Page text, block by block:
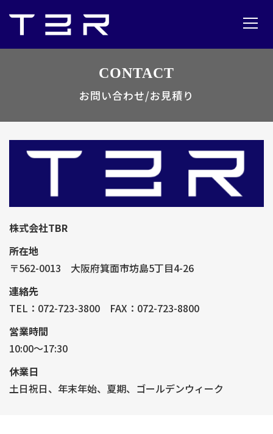
CONTACT
お問い合わせ/お見積り
株式会社TBR
所在地
〒562-0013 大阪府箕面市坊島5丁目4-26
連絡先
TEL：072-723-3800 FAX：072-723-8800
営業時間
10:00～17:30
休業日
土日祝日、年末年始、夏期、ゴールデンウィーク